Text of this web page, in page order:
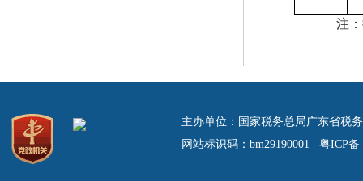
注：
主办单位：国家税务总局广东省税
网站标识码：bm29190001 粤ICP